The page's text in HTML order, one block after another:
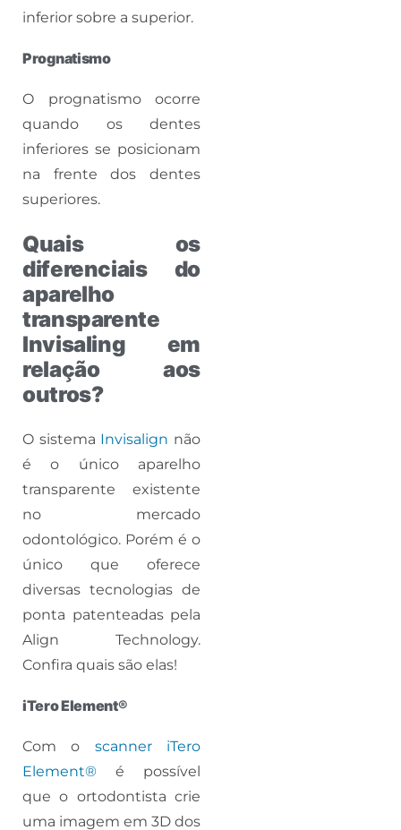
inferior sobre a superior.
Prognatismo
O prognatismo ocorre
quando os dentes
inferiores se posicionam
na frente dos dentes
superiores.
Quais os
diferenciais do
aparelho
transparente
Invisaling em
relação aos
outros?
O sistema Invisalign não
é o único aparelho
transparente existente
no mercado
odontológico. Porém é o
único que oferece
diversas tecnologias de
ponta patenteadas pela
Align Technology.
Confira quais são elas!
iTero Element®
Com o scanner iTero
Element® é possível
que o ortodontista crie
uma imagem em 3D dos